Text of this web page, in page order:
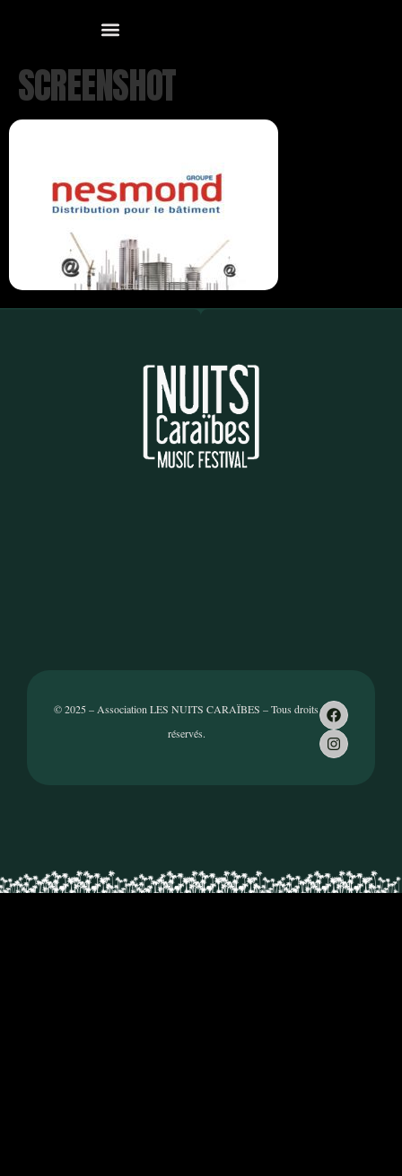
SCREENSHOT
© 2025 – Association LES NUITS CARAÏBES – Tous droits
réservés.